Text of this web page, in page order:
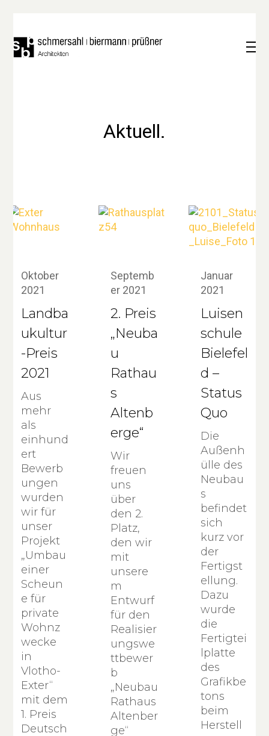
Aktuell.
Oktober
2021
Landba
ukultur
-Preis
2021
Aus
mehr
als
einhund
ert
Bewerb
ungen
wurden
wir für
unser
Projekt
„Umbau
einer
Scheun
e für
private
Wohnz
wecke
in
Vlotho-
Exter“
mit dem
1. Preis
Deutsch
Septemb
er 2021
2. Preis
„Neuba
u
Rathau
s
Altenb
erge“
Wir
freuen
uns
über
den 2.
Platz,
den wir
mit
unsere
m
Entwurf
für den
Realisier
ungswe
ttbewer
b
„Neubau
Rathaus
Altenber
ge“
Januar
2021
Luisen
schule
Bielefel
d –
Status
Quo
Die
Außenh
ülle des
Neubau
s
befindet
sich
kurz vor
der
Fertigst
ellung.
Dazu
wurde
die
Fertigtei
lplatte
des
Grafikbe
tons
beim
Herstell